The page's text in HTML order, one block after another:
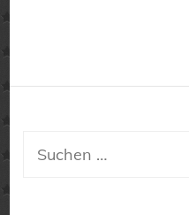
mehrere
Suchen